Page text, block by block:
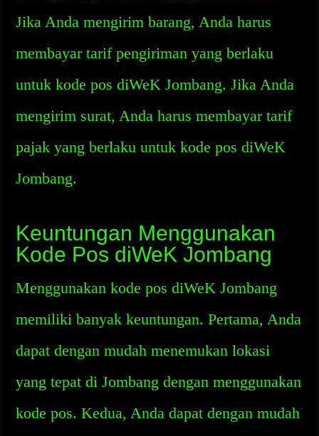
Jika Anda mengirim barang, Anda harus
membayar tarif pengiriman yang berlaku
untuk kode pos diWeK Jombang. Jika Anda
mengirim surat, Anda harus membayar tarif
pajak yang berlaku untuk kode pos diWeK
Jombang.
Keuntungan Menggunakan
Kode Pos diWeK Jombang
Menggunakan kode pos diWeK Jombang
memiliki banyak keuntungan. Pertama, Anda
dapat dengan mudah menemukan lokasi
yang tepat di Jombang dengan menggunakan
kode pos. Kedua, Anda dapat dengan mudah